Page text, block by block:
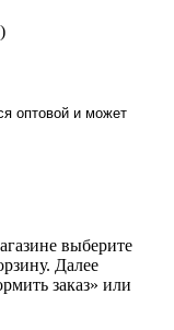
оптовой и может
выберите
Далее
заказ» или